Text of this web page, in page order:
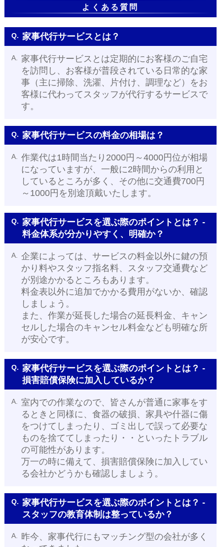
よくある質問
Q. 家事代行サービスとは？
A.
家事代行サービスとは定期的にお客様のご自宅
を訪問し、お客様が普段されている日常的な家
事（主に掃除、洗濯、片付け、調理など）をお
客様に代わってスタッフが代行するサービスで
す。
Q. 家事代行サービスの料金の相場は？
A.
作業代は1時間当たり2000円～4000円位が相場
になっていますが、一般に2時間からの利用と
しているところが多く、その他に交通費700円
～1000円を別途頂戴いたします。
Q. 家事代行サービスを選ぶ際のポイントとは？ -
料金体系が分かりやすく、明確か？
A.
企業によっては、サービスの料金以外に鍵の預
かり料やスタッフ指名料、スタッフ交通費など
が別途かかるところもあります。
料金表以外に追加でかかる費用がないか、確認
しましょう。
また、作業が延長した場合の延長料金、キャン
セルした場合のキャンセル料金なども明確な所
が安心です。
Q. 家事代行サービスを選ぶ際のポイントとは？ -
損害賠償保険に加入しているか？
A.
室内での作業なので、皆さんが普通に家事をす
るときと同様に、食器の破損、家具や什器に傷
をつけてしまったり、ゴミ出しで誤って必要な
ものを捨ててしまったり・・といったトラブル
の可能性があります。
万一の時に備えて、損害賠償保険に加入してい
る会社かどうかも確認しましょう。
Q. 家事代行サービスを選ぶ際のポイントとは？ -
スタッフの教育体制は整っているか？
A.
昨今、家事代行にもマッチング型の会社が多く